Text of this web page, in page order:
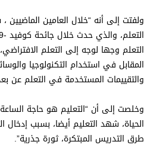
ولفتت إلى أنه “خلال العامين
التعلم وجها لوجه إلى التعلم
المقابل في استخدام التكنولوجيا
والتقييمات المستخدمة في التعلم عن
وخلصت إلى أن “التعليم هو حاجة
الحياة، شهد التعليم أيضا، بسبب إدخال
طرق التدريس المبتكرة، ثورة جذرية”.